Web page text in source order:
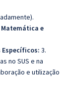
e
Específicos: 3.
no SUS e na
ção e utilização